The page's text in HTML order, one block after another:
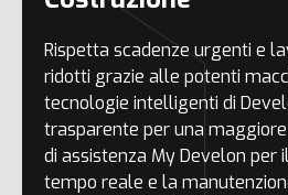
Rispetta scadenze urgenti e
ridotti grazie alle potenti
tecnologie intelligenti di
trasparente per una
di assistenza My Develon per
tempo reale e la